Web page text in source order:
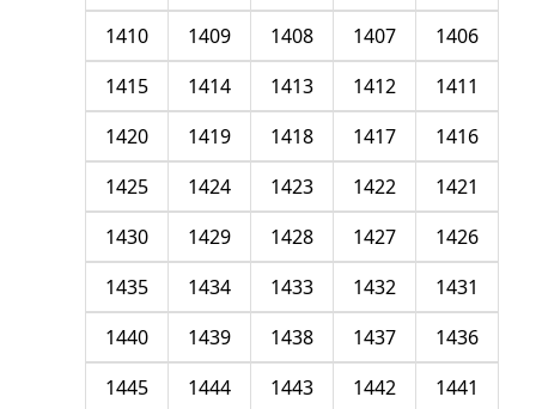
1406
1407
1408
1409
1410
1411
1412
1413
1414
1415
1416
1417
1418
1419
1420
1421
1422
1423
1424
1425
1426
1427
1428
1429
1430
1431
1432
1433
1434
1435
1436
1437
1438
1439
1440
1441
1442
1443
1444
1445